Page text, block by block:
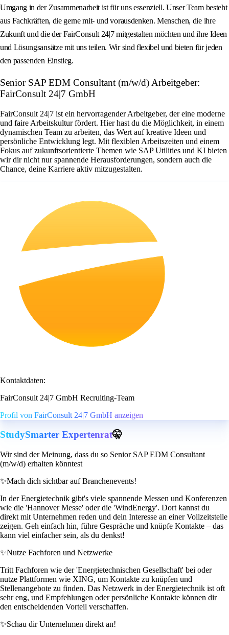
Umgang in der Zusammenarbeit ist für uns essenziell. Unser Team besteht
aus Fachkräften, die gerne mit- und vorausdenken. Menschen, die ihre
Zukunft und die der FairConsult 24|7 mitgestalten möchten und ihre Ideen
und Lösungsansätze mit uns teilen. Wir sind flexibel und bieten für jeden
den passenden Einstieg.
Senior SAP EDM Consultant (m/w/d) Arbeitgeber:
FairConsult 24|7 GmbH
FairConsult 24|7 ist ein hervorragender Arbeitgeber, der eine moderne
und faire Arbeitskultur fördert. Hier hast du die Möglichkeit, in einem
dynamischen Team zu arbeiten, das Wert auf kreative Ideen und
persönliche Entwicklung legt. Mit flexiblen Arbeitszeiten und einem
Fokus auf zukunftsorientierte Themen wie SAP Utilities und KI bieten
wir dir nicht nur spannende Herausforderungen, sondern auch die
Chance, deine Karriere aktiv mitzugestalten.
Kontaktdaten:
FairConsult 24|7 GmbH Recruiting-Team
Profil von FairConsult 24|7 GmbH anzeigen
StudySmarter Expertenrat🤫
Wir sind der Meinung, dass du so Senior SAP EDM Consultant
(m/w/d) erhalten könntest
✨Mach dich sichtbar auf Branchenevents!
In der Energietechnik gibt's viele spannende Messen und Konferenzen
wie die 'Hannover Messe' oder die 'WindEnergy'. Dort kannst du
direkt mit Unternehmen reden und dein Interesse an einer Vollzeitstelle
zeigen. Geh einfach hin, führe Gespräche und knüpfe Kontakte – das
kann viel einfacher sein, als du denkst!
✨Nutze Fachforen und Netzwerke
Tritt Fachforen wie der 'Energietechnischen Gesellschaft' bei oder
nutze Plattformen wie XING, um Kontakte zu knüpfen und
Stellenangebote zu finden. Das Netzwerk in der Energietechnik ist oft
sehr eng, und Empfehlungen oder persönliche Kontakte können dir
den entscheidenden Vorteil verschaffen.
✨Schau dir Unternehmen direkt an!